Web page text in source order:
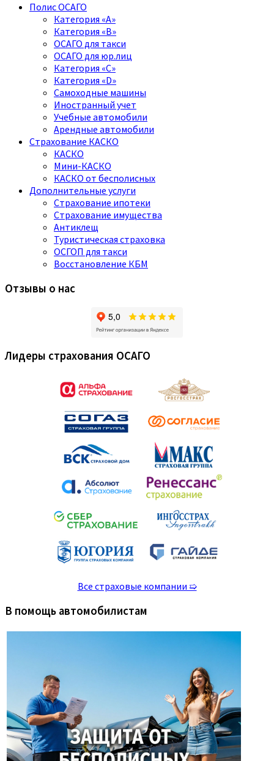
Полис ОСАГО
Категория «A»
Категория «B»
ОСАГО для такси
ОСАГО для юр.лиц
Категория «C»
Категория «D»
Самоходные машины
Иностранный учет
Учебные автомобили
Арендные автомобили
Страхование КАСКО
КАСКО
Мини-КАСКО
КАСКО от бесполисных
Дополнительные услуги
Страхование ипотеки
Страхование имущества
Антиклещ
Туристическая страховка
ОСГОП для такси
Восстановление КБМ
Отзывы о нас
Лидеры страхования ОСАГО
Все страховые компании ➯
В помощь автомобилистам